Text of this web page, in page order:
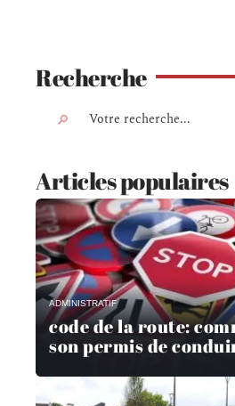
Recherche
Articles populaires
ADMINISTRATIF
code de la route:
son permis de